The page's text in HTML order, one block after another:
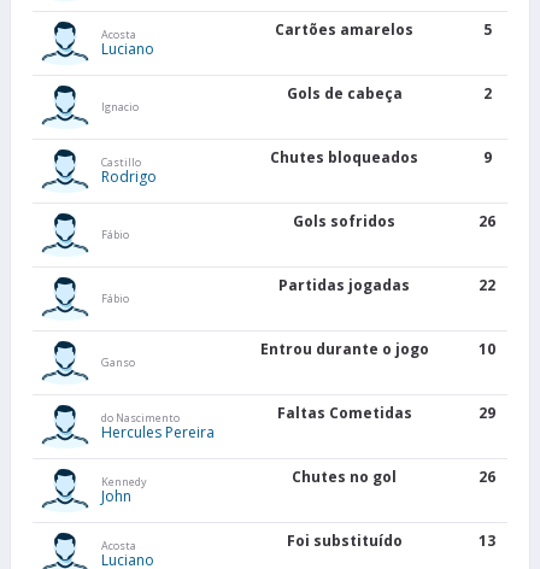
Acosta
Luciano
Cartões amarelos 5
Ignacio
Gols de cabeça 2
Castillo
Rodrigo
Chutes bloqueados 9
Fábio
Gols sofridos 26
Fábio
Partidas jogadas 22
Ganso
Entrou durante o jogo 10
do Nascimento
Hercules Pereira
Faltas Cometidas 29
Kennedy
John
Chutes no gol 26
Acosta
Luciano
Foi substituído 13